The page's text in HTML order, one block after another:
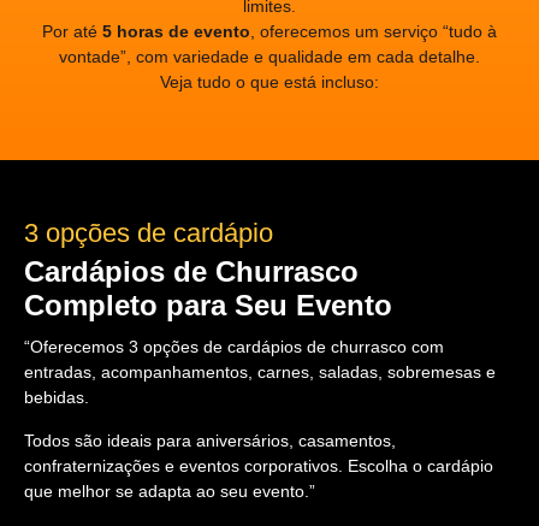
limites.
Por até 5 horas de evento , oferecemos um serviço “tudo à
vontade”, com variedade e qualidade em cada detalhe.
Veja tudo o que está incluso:
3 opções de cardápio
Cardápios de Churrasco
Completo para Seu Evento
“Oferecemos 3 opções de cardápios de churrasco com
entradas, acompanhamentos, carnes, saladas, sobremesas e
bebidas.
Todos são ideais para aniversários, casamentos,
confraternizações e eventos corporativos. Escolha o cardápio
que melhor se adapta ao seu evento.”